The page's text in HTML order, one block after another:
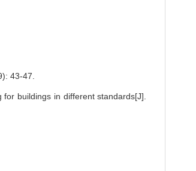
43-47.
buildings in different standards[J].